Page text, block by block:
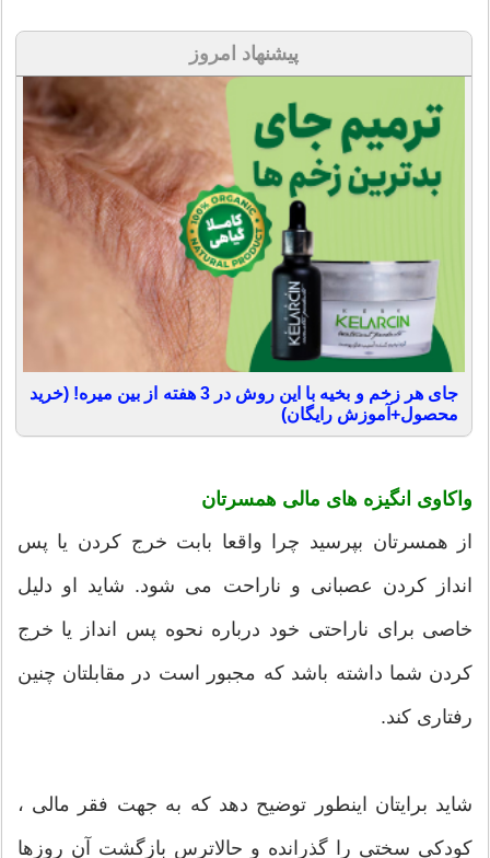
پیشنهاد امروز
جای هر زخم و بخیه با این روش در 3 هفته از بین میره! (خرید
محصول+آموزش رایگان)
واکاوی انگیزه های مالی همسرتان
از همسرتان بپرسید چرا واقعا بابت خرج کردن یا پس
انداز کردن عصبانی و ناراحت می شود. شاید او دلیل
خاصی برای ناراحتی خود درباره نحوه پس انداز یا خرج
کردن شما داشته باشد که مجبور است در مقابلتان چنین
رفتاری کند.
شاید برایتان اینطور توضیح دهد که به جهت فقر مالی ،
کودکی سختی را گذرانده و حالاترس بازگشت آن روزها